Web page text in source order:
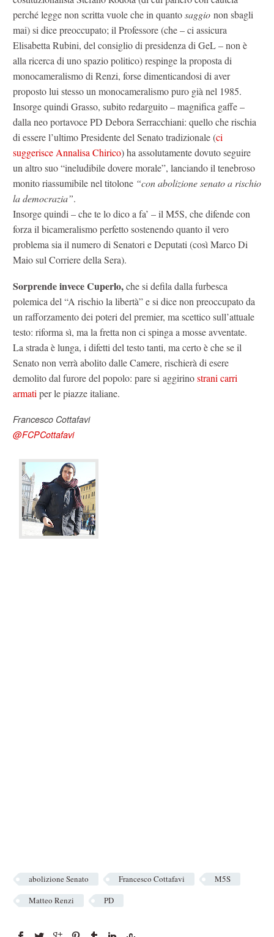
perché legge non scritta vuole che in quantosaggio non sbagli
mai) si dice preoccupato; il Professore (che – ci assicura
Elisabetta Rubini, del consiglio di presidenza di GeL – non è
alla ricerca di uno spazio politico) respinge la proposta di
monocameralismo di Renzi, forse dimenticandosi di aver
proposto lui stesso un monocameralismo puro già nel 1985.
Insorge quindi Grasso, subito redarguito – magnifica gaffe –
dalla neo portavoce PD Debora Serracchiani: quello che rischia
di essere l’ultimo Presidente del Senato tradizionale (ci
suggerisce Annalisa Chirico) ha assolutamente dovuto seguire
un altro suo “ineludibile dovere morale”, lanciando il tenebroso
monito riassumibile nel titolone “con abolizione senato a rischio
la democrazia”.
Insorge quindi – che te lo dico a fa’ – il M5S, che difende con
forza il bicameralismo perfetto sostenendo quanto il vero
problema sia il numero di Senatori e Deputati (così Marco Di
Maio sul Corriere della Sera).
Sorprende invece Cuperlo,che si defila dalla furbesca
polemica del “A rischio la libertà” e si dice non preoccupato da
un rafforzamento dei poteri del premier, ma scettico sull’attuale
testo: riforma sì, ma la fretta non ci spinga a mosse avventate.
La strada è lunga, i difetti del testo tanti, ma certo è che se il
Senato non verrà abolito dalle Camere, rischierà di esere
demolito dal furore del popolo: pare si aggirinostrani carri
armati per le piazze italiane.
Francesco Cottafavi
@FCPCottafavi
abolizione Senato Francesco Cottafavi
M5S
Matteo Renzi
PD